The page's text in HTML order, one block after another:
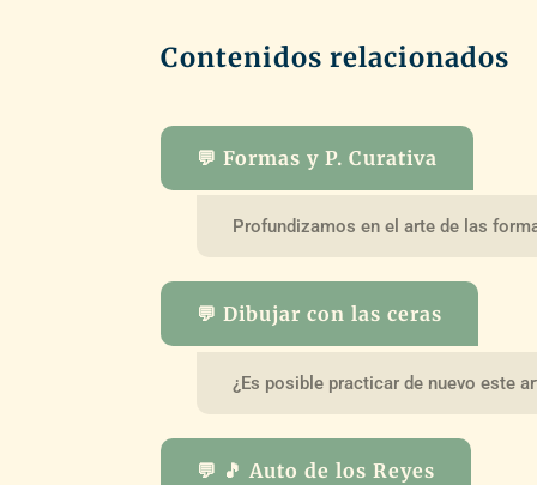
Contenidos relacionados
💬 Formas y P. Curativa
Profundizamos en el arte de las
💬 Dibujar con las ceras
¿Es posible practicar de nuevo este
💬 🎵 Auto de los Reyes